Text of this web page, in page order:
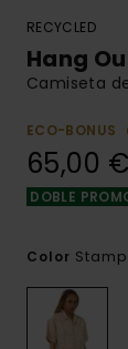
RECYCLED
Hang
Camiseta
ECO-BONUS
65,00 €
DOBLE
Color